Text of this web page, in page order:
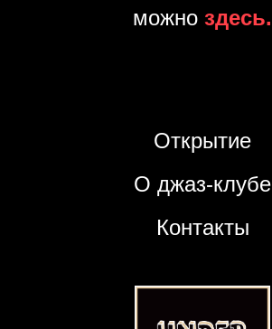
можно здесь.
Открытие
О джаз-клубе
Контакты